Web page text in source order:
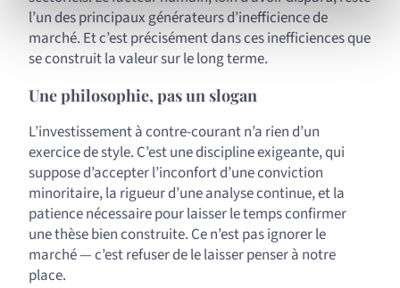
les réseaux sociaux utilisés et vous permettre de
visualiser du contenu hébergé sur un site externe.
l’un des principaux générateurs d’inefficience de
marché. Et c’est précisément dans ces inefficiences que
se construit la valeur sur le long terme.
Une philosophie, pas un slogan
L’investissement à contre-courant n’a rien d’un
exercice de style. C’est une discipline exigeante, qui
suppose d’accepter l’inconfort d’une conviction
minoritaire, la rigueur d’une analyse continue, et la
patience nécessaire pour laisser le temps confirmer
une thèse bien construite. Ce n’est pas ignorer le
marché — c’est refuser de le laisser penser à notre
place.